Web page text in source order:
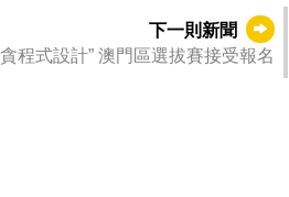
下一則新聞
程式設計” 澳門區選拔賽接受報名